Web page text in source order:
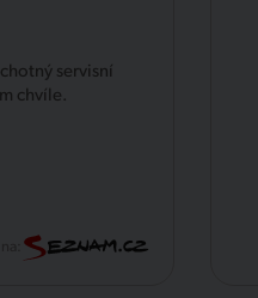
servisní
chvíle.